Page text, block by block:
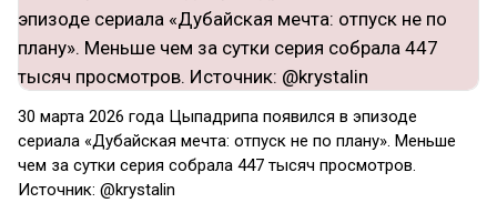
30 марта 2026 года Цыпадрипа появился в эпизоде
сериала «Дубайская мечта: отпуск не по плану». Меньше
чем за сутки серия собрала 447 тысяч просмотров.
Источник: @krystalin